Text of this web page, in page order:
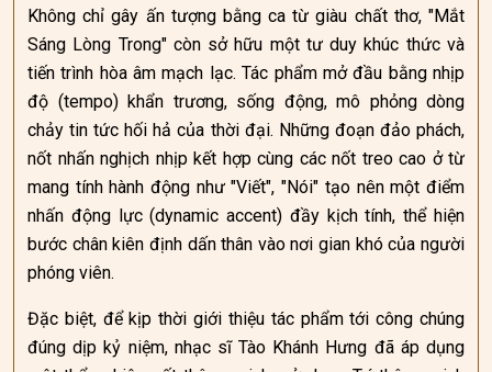
Không chỉ gây ấn tượng bằng ca từ giàu chất thơ, "Mắt
Sáng Lòng Trong" còn sở hữu một tư duy khúc thức và
tiến trình hòa âm mạch lạc. Tác phẩm mở đầu bằng nhịp
độ (tempo) khẩn trương, sống động, mô phỏng dòng
chảy tin tức hối hả của thời đại. Những đoạn đảo phách,
nốt nhấn nghịch nhịp kết hợp cùng các nốt treo cao ở từ
mang tính hành động như "Viết", "Nói" tạo nên một điểm
nhấn động lực (dynamic accent) đầy kịch tính, thể hiện
bước chân kiên định dấn thân vào nơi gian khó của người
phóng viên.
Đặc biệt, để kịp thời giới thiệu tác phẩm tới công chúng
đúng dịp kỷ niệm, nhạc sĩ Tào Khánh Hưng đã áp dụng